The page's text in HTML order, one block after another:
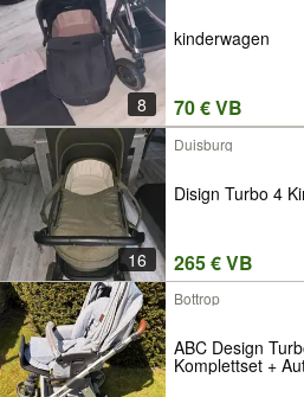
8
kinderwagen
70 € VB
16
Duisburg
Disign Turbo 4
265 € VB
Bottrop
ABC Design
Komplettset +